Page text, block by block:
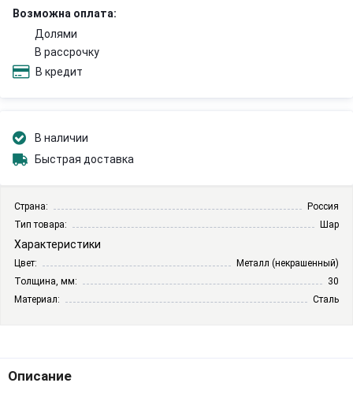
Возможна оплата:
Долями
В рассрочку
В кредит
В наличии
Быстрая доставка
Страна:
Россия
Тип товара:
Шар
Характеристики
Цвет:
Металл (некрашенный)
Толщина, мм:
30
Материал:
Сталь
Описание